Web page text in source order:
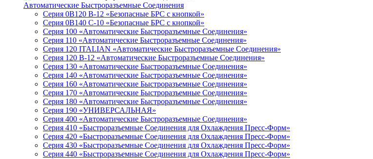
Автоматические Быстроразъемные Соединения
Серия 0B120 B-12 «Безопасные БРС с кнопкой»
Серия 0B140 C-10 «Безопасные БРС с кнопкой»
Серия 100 «Автоматические Быстроразъемные Соединения»
Серия 110 «Автоматические Быстроразъемные Соединения»
Серия 120 ITALIAN «Автоматические Быстроразъемные Соединения»
Серия 120 B-12 «Автоматические Быстроразъемные Соединения»
Серия 130 «Автоматические Быстроразъемные Соединения»
Серия 140 «Автоматические Быстроразъемные Соединения»
Серия 160 «Автоматические Быстроразъемные Соединения»
Серия 170 «Автоматические Быстроразъемные Соединения»
Серия 180 «Автоматические Быстроразъемные Соединения»
Серия 190 «УНИВЕРСАЛЬНАЯ»
Серия 400 «Автоматические Быстроразъемные Соединения»
Серия 410 «Быстроразъемные Соединения для Охлаждения Пресс-Форм»
Серия 420 «Быстроразъемные Соединения для Охлаждения Пресс-Форм»
Серия 430 «Быстроразъемные Соединения для Охлаждения Пресс-Форм»
Серия 440 «Быстроразъемные Соединения для Охлаждения Пресс-Форм»